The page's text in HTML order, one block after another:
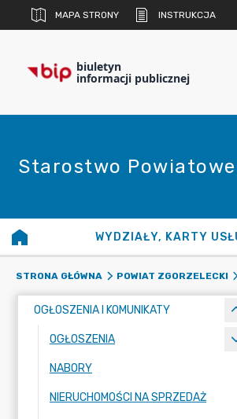
MAPA STRONY INSTRUKCJA
biuletyn
informacji publicznej
Starostwo
WYDZIAŁY, KARTY
STRONA GŁÓWNA POWIAT ZGORZELECKI
OGŁOSZENIA I KOMUNIKATY
OGŁOSZENIA
NABORY
NIERUCHOMOŚCI NA SPRZEDAŻ